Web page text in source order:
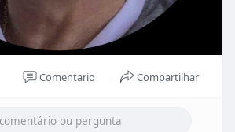
Comentario Compartilhar